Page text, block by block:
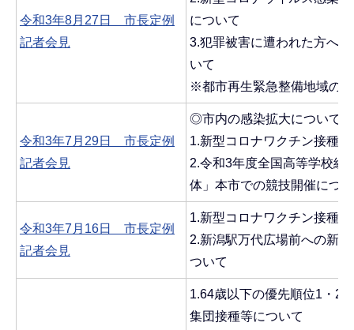
令和3年8月27日 市長定例
記者会見
について
3.犯罪被害に遭われた方へ
いて
※都市再生緊急整備地域の
令和3年7月29日 市長定例
記者会見
◎市内の感染拡大について
1.新型コロナワクチン接種
2.令和3年度全国高等学校総
体」本市での競技開催につ
令和3年7月16日 市長定例
記者会見
1.新型コロナワクチン接種
2.新潟駅万代広場前への新
ついて
1.64歳以下の優先順位1・2
集団接種等について